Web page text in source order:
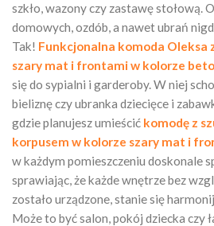
szkło, wazony czy zastawę stołową.
domowych, ozdób, a nawet ubrań
Tak! Funkcjonalna komoda Oleksa
szary mat i frontami w kolorze
się do sypialni i garderoby. W niej
bieliznę czy ubranka dziecięce i
gdzie planujesz umieścić komodę z
korpusem w kolorze szary mat i
w każdym pomieszczeniu doskonale
sprawiając, że każde wnętrze bez
zostało urządzone, stanie się
Może to być salon, pokój dziecka czy